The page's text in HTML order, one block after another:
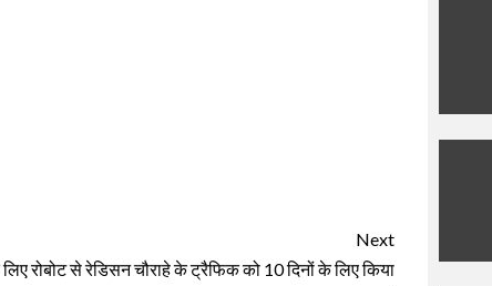
Next
लिए रोबोट से रेडिसन चौराहे के ट्रैफिक को 10 दिनों के लिए किया